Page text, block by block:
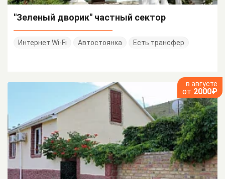
"Зеленый дворик" частный сектор
Интернет Wi-Fi Автостоянка Есть трансфер
в августе
от 2000₽